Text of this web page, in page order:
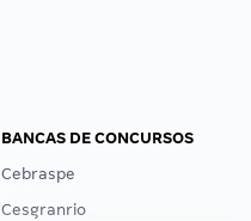
BANCAS DE CONCURSOS
Cebraspe
Cesgranrio